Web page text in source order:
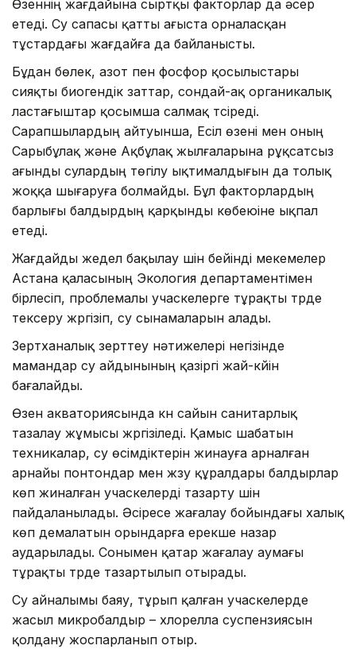
Өзеннің жағдайына сыртқы факторлар да әсер
етеді. Су сапасы қатты ағыста орналасқан
тұстардағы жағдайға да байланысты.
Бұдан бөлек, азот пен фосфор қосылыстары
сияқты биогендік заттар, сондай-ақ органикалық
ластағыштар қосымша салмақ түсіреді.
Сарапшылардың айтуынша, Есіл өзені мен оның
Сарыбұлақ және Ақбұлақ жылғаларына рұқсатсыз
ағынды сулардың төгілу ықтималдығын да толық
жоққа шығаруға болмайды. Бұл факторлардың
барлығы балдырдың қарқынды көбеюіне ықпал
етеді.
Жағдайды жедел бақылау үшін бейінді мекемелер
Астана қаласының Экология департаментімен
бірлесіп, проблемалы учаскелерге тұрақты түрде
тексеру жүргізіп, су сынамаларын алады.
Зертханалық зерттеу нәтижелері негізінде
мамандар су айдынының қазіргі жай-күйін
бағалайды.
Өзен акваториясында күн сайын санитарлық
тазалау жұмысы жүргізіледі. Қамыс шабатын
техникалар, су өсімдіктерін жинауға арналған
арнайы понтондар мен жүзу құралдары балдырлар
көп жиналған учаскелерді тазарту үшін
пайдаланылады. Әсіресе жағалау бойындағы халық
көп демалатын орындарға ерекше назар
аударылады. Сонымен қатар жағалау аумағы
тұрақты түрде тазартылып отырады.
Су айналымы баяу, тұрып қалған учаскелерде
жасыл микробалдыр – хлорелла суспензиясын
қолдану жоспарланып отыр.